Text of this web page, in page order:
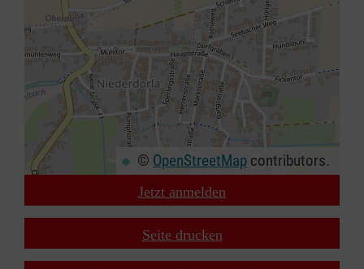
© OpenStreetMap contributors.
Jetzt anmelden
Seite drucken